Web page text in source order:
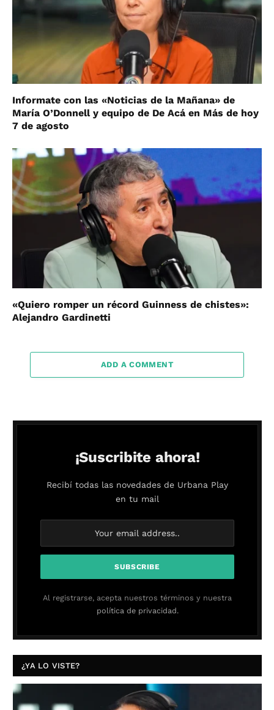
Informate con las «Noticias de la Mañana» de
María O’Donnell y equipo de De Acá en Más de hoy
7 de agosto
«Quiero romper un récord Guinness de chistes»:
Alejandro Gardinetti
ADD A COMMENT
¡Suscribite ahora!
Recibí todas las novedades de Urbana Play
en tu mail
Al registrarse, acepta nuestros términos y nuestra
política de privacidad.
¿YA LO VISTE?